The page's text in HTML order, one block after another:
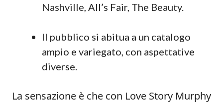
Nashville, All’s Fair, The Beauty.
Il pubblico si abitua a un catalogo
ampio e variegato, con aspettative
diverse.
La sensazione è che con Love Story Murphy